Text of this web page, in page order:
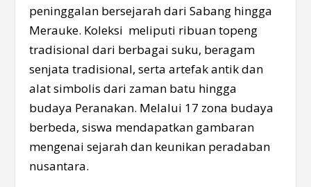
peninggalan bersejarah dari Sabang hingga
Merauke. Koleksi meliputi ribuan topeng
tradisional dari berbagai suku, beragam
senjata tradisional, serta artefak antik dan
alat simbolis dari zaman batu hingga
budaya Peranakan. Melalui 17 zona budaya
berbeda, siswa mendapatkan gambaran
mengenai sejarah dan keunikan peradaban
nusantara.